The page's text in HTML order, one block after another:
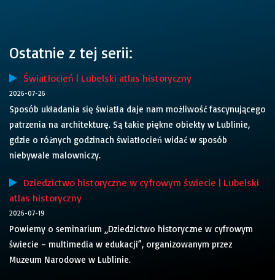
Ostatnie z tej serii:
Światłocień | Lubelski atlas historyczny
2026-07-26
Sposób układania się światła daje nam możliwość fascynującego
patrzenia na architekturę. Są takie piękne obiekty w Lublinie,
gdzie o różnych godzinach światłocień widać w sposób
niebywale malowniczy.
Dziedzictwo historyczne w cyfrowym świecie | Lubelski
atlas historyczny
2026-07-19
Powiemy o seminarium „Dziedzictwo historyczne w cyfrowym
świecie – multimedia w edukacji”, organizowanym przez
Muzeum Narodowe w Lublinie.